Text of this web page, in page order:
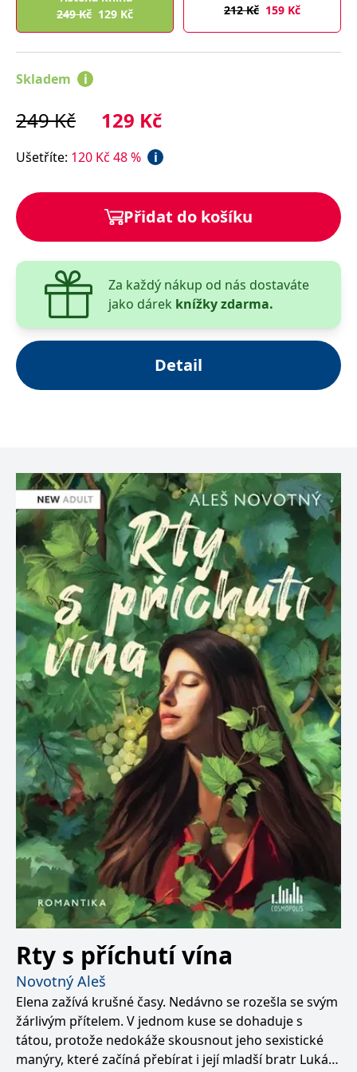
Tohle byla ta nejpodivnější podoba naděje, jakou jsem kdy
spatřil. Naděje, ty dvířka v naší mysli, který dokážeme
pootevřít natolik, abychom vklouzli dovnitř a pořádně za
sebou zabouchli. Naděje, ve který se chceme ztratit. A
přesně takovou jsi tu po sobě zanechala
249 Kč 129 Kč
212 Kč 159 Kč
Skladem i
249Kč 129 Kč
Ušetříte: 120 Kč 48% i
Přidat do košíku
Za každý nákup od nás dostaváte
jako dárek knížky zdarma.
Detail
Rty s příchutí vína
Novotný Aleš
Elena zažívá krušné časy. Nedávno se rozešla se svým
žárlivým přítelem. V jednom kuse se dohaduje s
tátou, protože nedokáže skousnout jeho sexistické
manýry, které začíná přebírat i její mladší bratr Lukáš.